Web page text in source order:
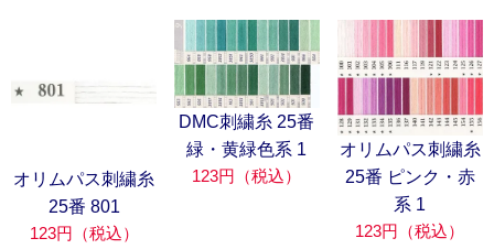
オリムパス刺繍糸
25番 801
123円（税込）
DMC刺繍糸 25番
緑・黄緑色系 1
123円（税込）
オリムパス刺繍糸
25番 ピンク・赤
系 1
123円（税込）